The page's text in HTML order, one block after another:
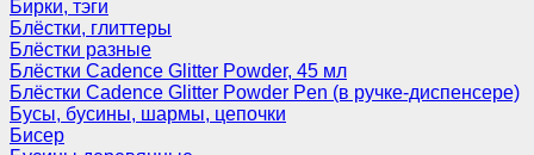
Бирки, тэги
Блёстки, глиттеры
Блёстки разные
Блёстки Cadence Glitter Powder, 45 мл
Блёстки Cadence Glitter Powder Pen (в ручке-диспенсере)
Бусы, бусины, шармы, цепочки
Бисер